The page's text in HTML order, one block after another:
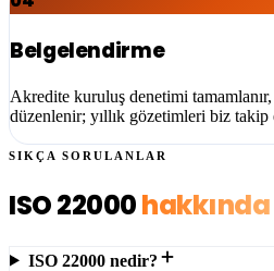
Belgelendirme
Akredite kuruluş denetimi
düzenlenir; yıllık gözetimleri biz takip
SIKÇA SORULANLAR
ISO 22000hakkında
ISO 22000 nedir?